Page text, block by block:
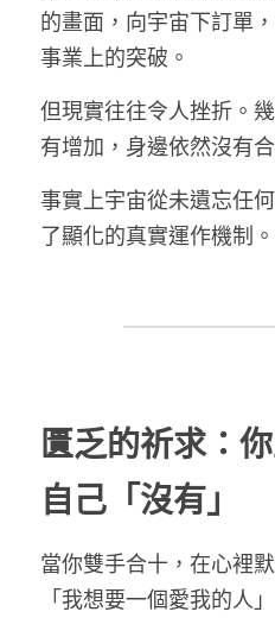
預約各項服務
解夢與清醒夢工作坊
工作坊報名
催眠師進修班
證照班報名
一個小時理解催眠
各式文章
好評回饋
官方LINE
的畫面，向宇宙下訂單
事業上的突破。
但現實往往令人挫折。
有增加，身邊依然沒有
事實上宇宙從未遺忘任
了顯化的真實運作機制。
匱乏的祈求：
自己「沒有」
當你雙手合十，在心裡
「我想要一個愛我的人